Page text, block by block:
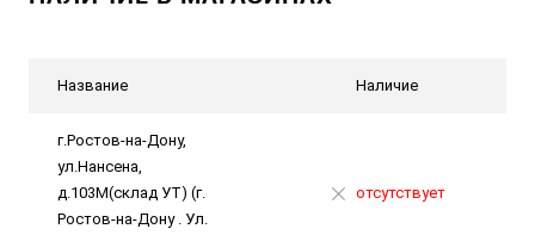
Название Наличие
г.Ростов-на-Дону,
ул.Нансена,
д.103М(склад УТ) (г.
Ростов-на-Дону . Ул.
отсутствует